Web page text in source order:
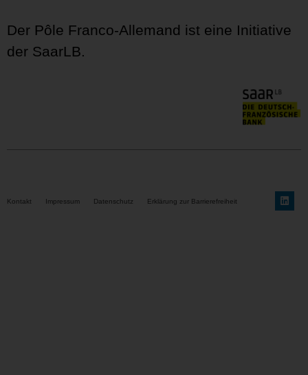
Der Pôle Franco-Allemand ist eine Initiative
der SaarLB.
Kontakt Impressum Datenschutz Erklärung zur Barrierefreiheit